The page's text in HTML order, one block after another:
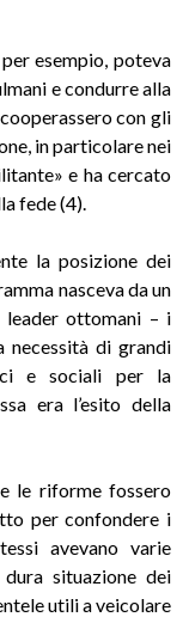
esempio, poteva
e condurre alla
cooperassero con gli
in particolare nei
e ha cercato
fede (4).
la posizione dei
nasceva da un
ottomani – i
necessità di grandi
e sociali per la
era l’esito della
le riforme fossero
per confondere i
avevano varie
situazione dei
utili a veicolare